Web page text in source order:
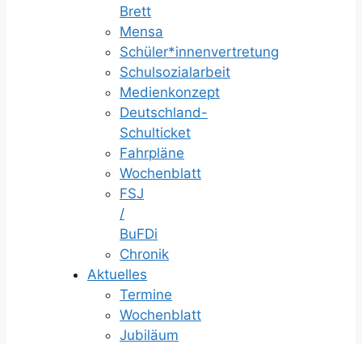
Brett
Mensa
Schüler*innenvertretung
Schulsozialarbeit
Medienkonzept
Deutschland-
Schulticket
Fahrpläne
Wochenblatt
FSJ
/
BuFDi
Chronik
Aktuelles
Termine
Wochenblatt
Jubiläum